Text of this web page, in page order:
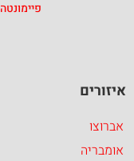
פיימונטה
איזורים
אברוצו
אומבריה